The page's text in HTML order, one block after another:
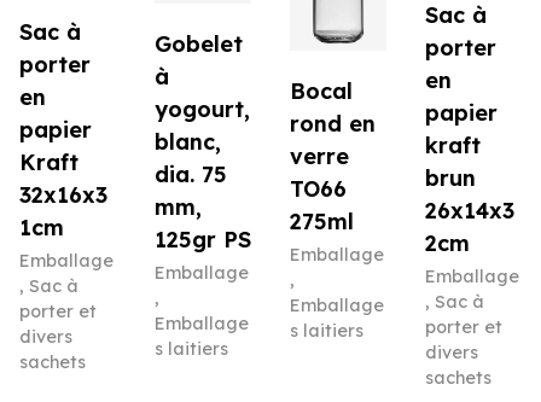
Sac à
porter
en
papier
Kraft
32x16x3
1cm
Emballage
, Sac à
porter et
divers
sachets
Gobelet
à
yogourt,
blanc,
dia. 75
mm,
125gr PS
Emballage
,
Emballage
s laitiers
Bocal
rond en
verre
TO66
275ml
Emballage
,
Emballage
s laitiers
Sac à
porter
en
papier
kraft
brun
26x14x3
2cm
Emballage
, Sac à
porter et
divers
sachets